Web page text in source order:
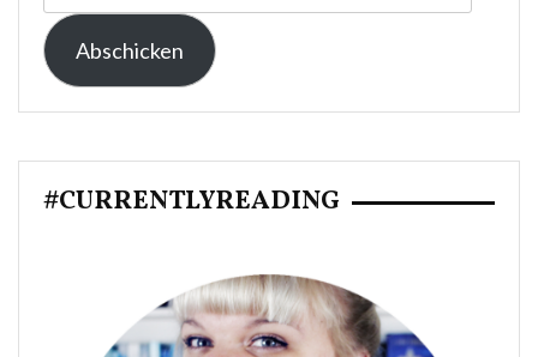
Mail-
Adresse:
Abschicken
#CURRENTLYREADING